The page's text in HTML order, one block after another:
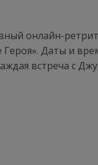
онлайн-
Даты и
встреча с